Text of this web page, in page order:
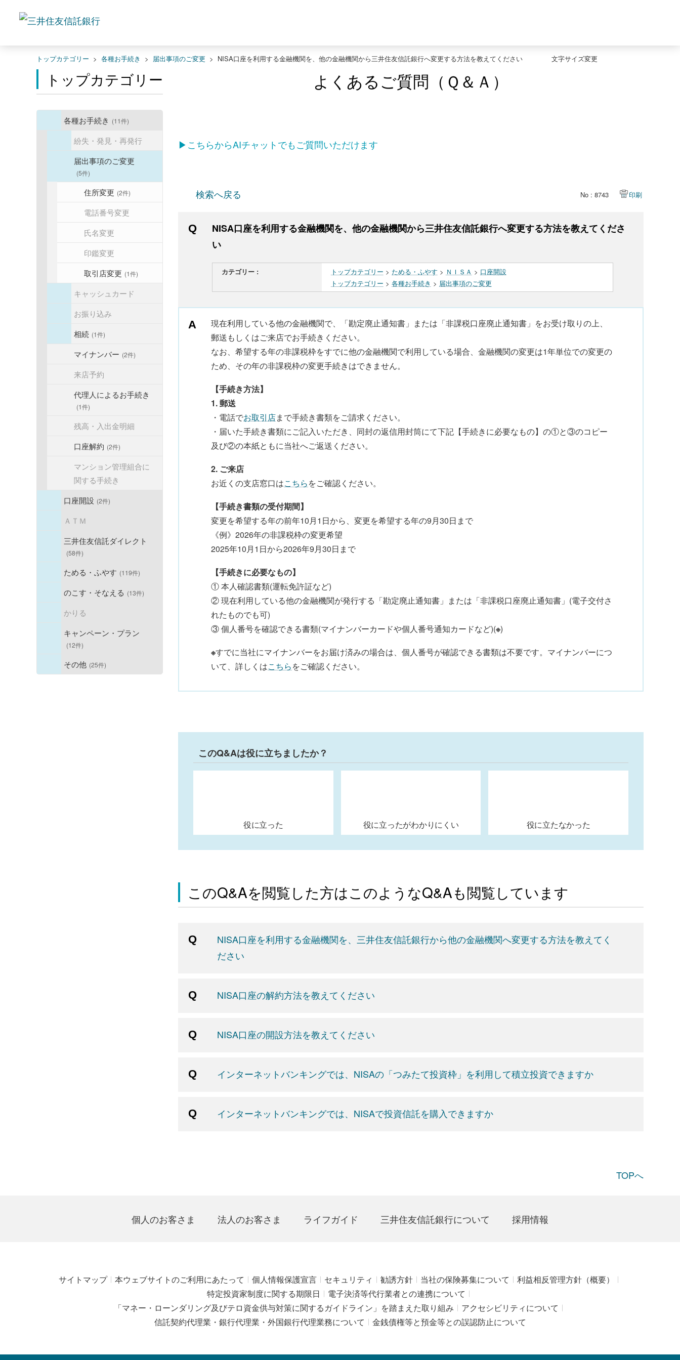
文字サイズ変更
トップカテゴリー > 各種お手続き > 届出事項のご変更 > NISA口座を利用する金融機関を、他の金融機関から三井住友信託銀行へ変更する方法を教えてください
トップカテゴリー
各種お手続き (11件)
紛失・発見・再発行
届出事項のご変更
(5件)
住所変更 (2件)
電話番号変更
氏名変更
印鑑変更
取引店変更 (1件)
キャッシュカード
お振り込み
相続 (1件)
マイナンバー (2件)
来店予約
代理人によるお手続き
(1件)
残高・入出金明細
口座解約 (2件)
マンション管理組合に
関する手続き
口座開設 (2件)
ＡＴＭ
三井住友信託ダイレクト
(58件)
ためる・ふやす (119件)
のこす・そなえる (13件)
かりる
キャンペーン・プラン
(12件)
その他 (25件)
よくあるご質問（Ｑ＆Ａ）
▶こちらからAIチャットでもご質問いただけます
検索へ戻る No : 8743 印刷
NISA口座を利用する金融機関を、他の金融機関から三井住友信託銀行へ変更する方法を教えてくださ
い
カテゴリー : トップカテゴリー > ためる・ふやす > ＮＩＳＡ > 口座開設
トップカテゴリー > 各種お手続き > 届出事項のご変更
現在利用している他の金融機関で、「勘定廃止通知書」または「非課税口座廃止通知書」をお受け取りの上、
郵送もしくはご来店でお手続きください。
なお、希望する年の非課税枠をすでに他の金融機関で利用している場合、金融機関の変更は1年単位での変更の
ため、その年の非課税枠の変更手続きはできません。
【手続き方法】
1. 郵送
・電話でお取引店まで手続き書類をご請求ください。
・届いた手続き書類にご記入いただき、同封の返信用封筒にて下記【手続きに必要なもの】の①と③のコピー
及び②の本紙ともに当社へご返送ください。
2. ご来店
お近くの支店窓口はこちらをご確認ください。
【手続き書類の受付期間】
変更を希望する年の前年10月1日から、変更を希望する年の9月30日まで
《例》2026年の非課税枠の変更希望
2025年10月1日から2026年9月30日まで
【手続きに必要なもの】
① 本人確認書類(運転免許証など)
② 現在利用している他の金融機関が発行する「勘定廃止通知書」または「非課税口座廃止通知書」(電子交付さ
れたものでも可)
③ 個人番号を確認できる書類(マイナンバーカードや個人番号通知カードなど)(※)
※すでに当社にマイナンバーをお届け済みの場合は、個人番号が確認できる書類は不要です。マイナンバーにつ
いて、詳しくはこちらをご確認ください。
このQ&Aは役に立ちましたか？
役に立った 役に立ったがわかりにくい 役に立たなかった
このQ&Aを閲覧した方はこのようなQ&Aも閲覧しています
NISA口座を利用する金融機関を、三井住友信託銀行から他の金融機関へ変更する方法を教えてく
ださい
NISA口座の解約方法を教えてください
NISA口座の開設方法を教えてください
インターネットバンキングでは、NISAの「つみたて投資枠」を利用して積立投資できますか
インターネットバンキングでは、NISAで投資信託を購入できますか
TOPへ
個人のお客さま 法人のお客さま ライフガイド 三井住友信託銀行について 採用情報
サイトマップ 本ウェブサイトのご利用にあたって 個人情報保護宣言 セキュリティ 勧誘方針 当社の保険募集について
利益相反管理方針（概要）
特定投資家制度に関する期限日
電子決済等代行業者との連携について
「マネー・ローンダリング及びテロ資金供与対策に関するガイドライン」を踏まえた取り組み
アクセシビリティについて
信託契約代理業・銀行代理業・外国銀行代理業務について
金銭債権等と預金等との誤認防止について